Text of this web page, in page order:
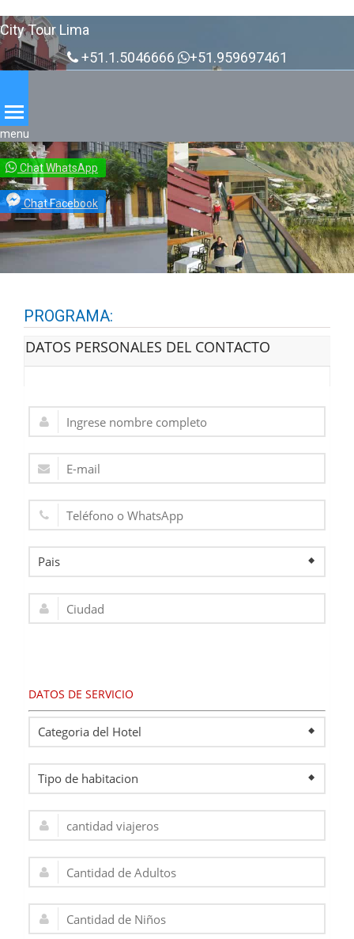
City Tour Lima
+51.1.5046666
+51.959697461
menu
INICIO
QUIENES
TERMINOS
Y
CONDICIONES
TESTIMONIOS
MEDIO
DE
PAGOS
CONTACTENOS
PROGRAMA:
DATOS PERSONALES DEL CONTACTO
DATOS DE SERVICIO
Chat Facebook
Chat WhatsApp